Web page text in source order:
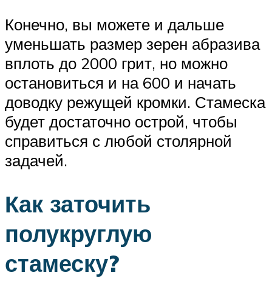
Конечно, вы можете и дальше
уменьшать размер зерен абразива
вплоть до 2000 грит, но можно
остановиться и на 600 и начать
доводку режущей кромки. Стамеска
будет достаточно острой, чтобы
справиться с любой столярной
задачей.
Как заточить
полукруглую
стамеску?